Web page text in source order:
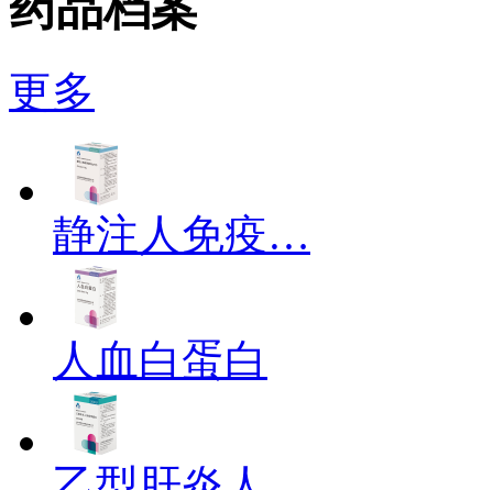
更多
静注人免疫…
人血白蛋白